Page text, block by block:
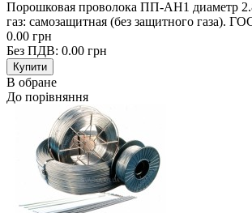
Порошковая проволока ПП-АН1 диаметр
газ: самозащитная (без защитного газа).
0.00 грн
Без ПДВ: 0.00 грн
В обране
До порівняння